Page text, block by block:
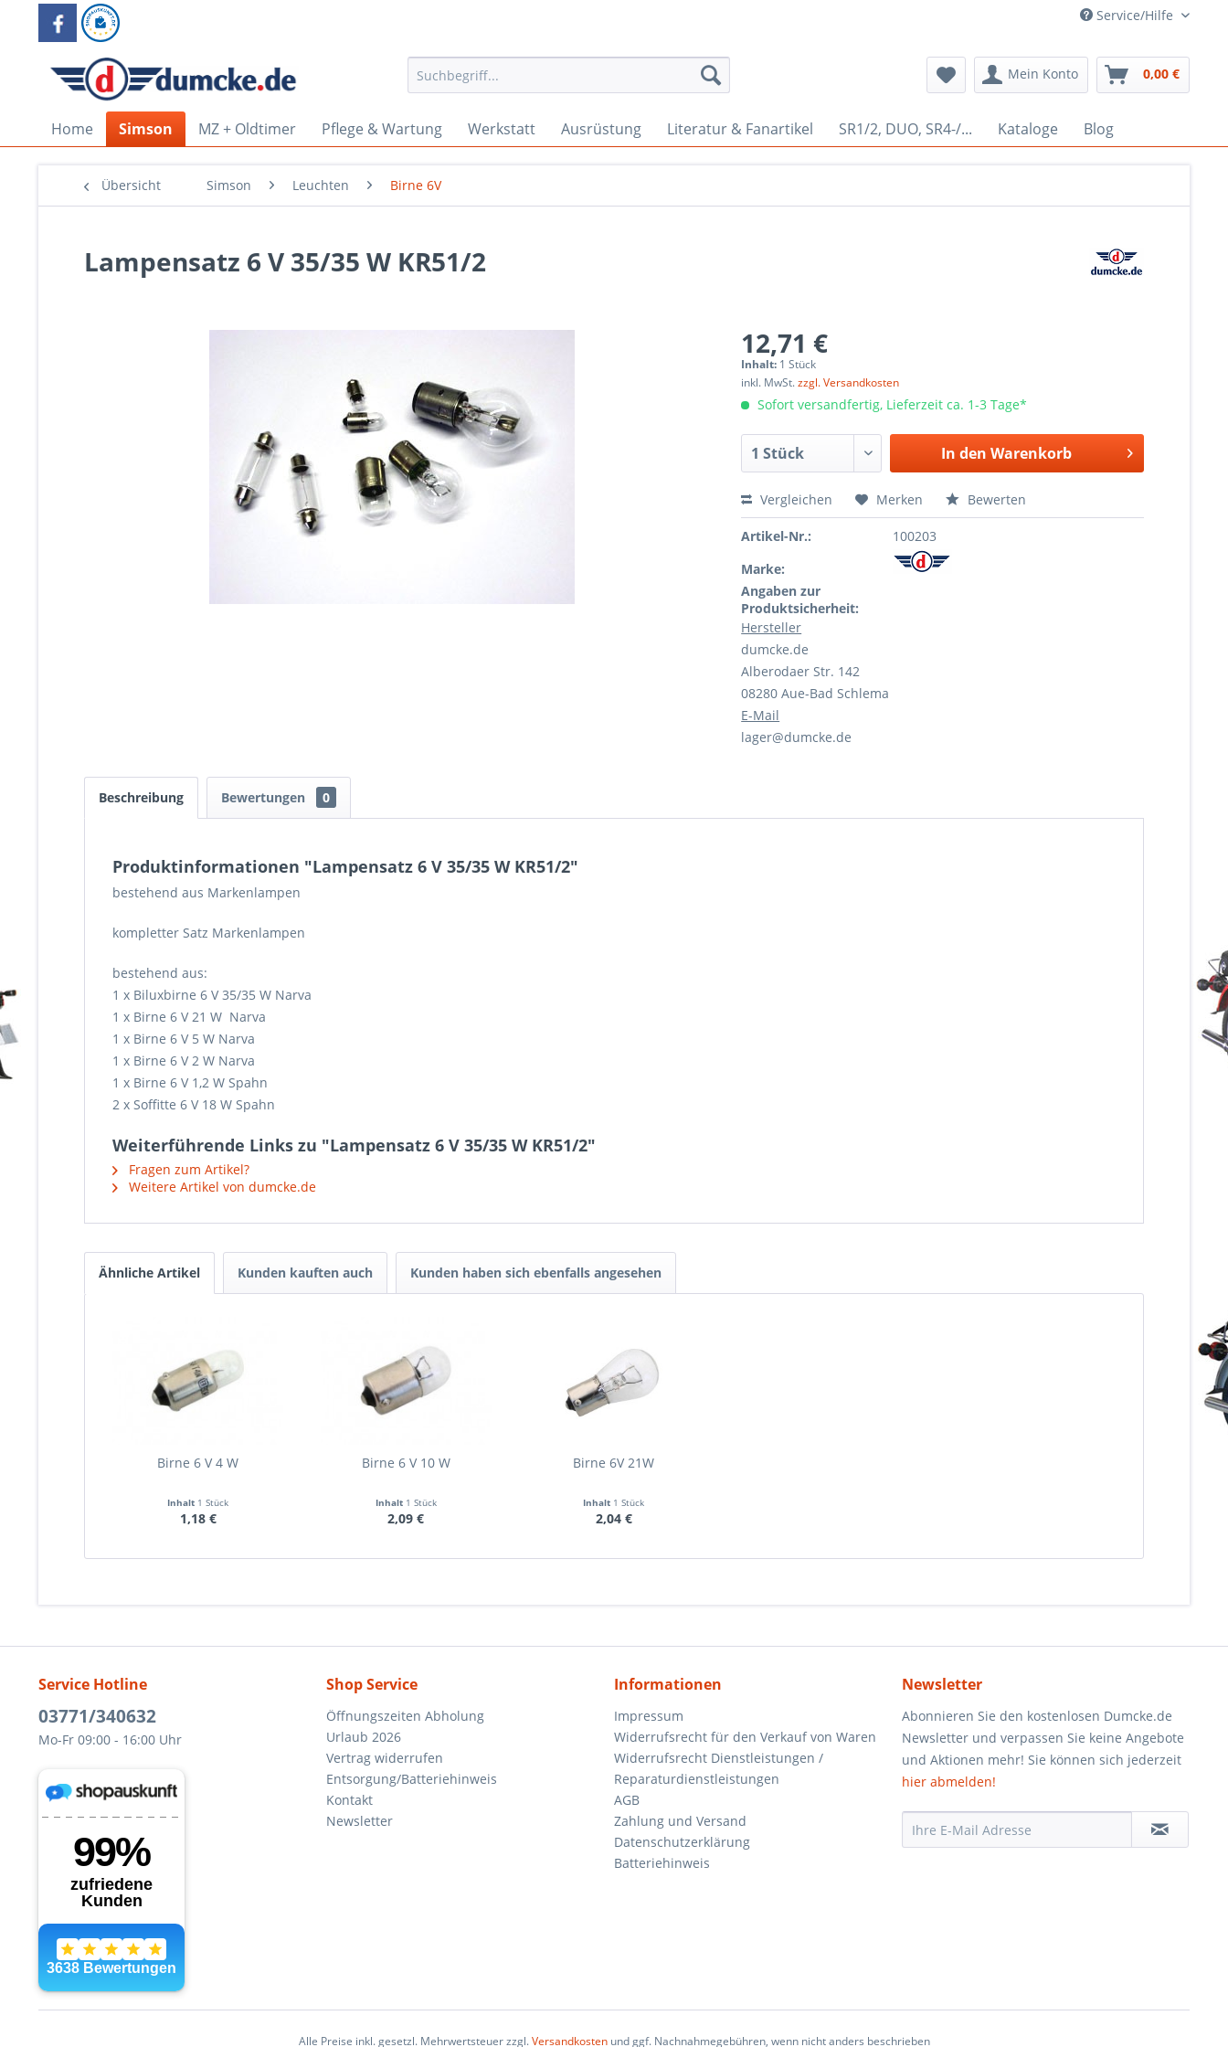
Service/Hilfe
Mein Konto 0,00 €
Home Simson MZ + Oldtimer Pflege & Wartung Werkstatt Ausrüstung Literatur & Fanartikel SR1/2, DUO, SR4-/... Kataloge Blog
Übersicht Simson Leuchten Birne 6V
Lampensatz 6 V 35/35 W KR51/2
12,71 €
Inhalt: 1 Stück
inkl. MwSt.zzgl. Versandkosten
Sofort versandfertig, Lieferzeit ca. 1-3 Tage*
In den Warenkorb
Vergleichen Merken Bewerten
Artikel-Nr.:
100203
Marke:
Angaben zur
Produktsicherheit:
Hersteller
dumcke.de
Alberodaer Str. 142
08280 Aue-Bad Schlema
E-Mail
lager@dumcke.de
Beschreibung Bewertungen 0
Produktinformationen "Lampensatz 6 V 35/35 W KR51/2"
bestehend aus Markenlampen
kompletter Satz Markenlampen
bestehend aus:
1 x Biluxbirne 6 V 35/35 W Narva
1 x Birne 6 V 21 W Narva
1 x Birne 6 V 5 W Narva
1 x Birne 6 V 2 W Narva
1 x Birne 6 V 1,2 W Spahn
2 x Soffitte 6 V 18 W Spahn
Weiterführende Links zu "Lampensatz 6 V 35/35 W KR51/2"
Fragen zum Artikel?
Weitere Artikel von dumcke.de
Ähnliche Artikel Kunden kauften auch Kunden haben sich ebenfalls angesehen
Birne 6 V 4 W
Inhalt 1 Stück
1,18 €
Birne 6 V 10 W
Inhalt 1 Stück
2,09 €
Birne 6V 21W
Inhalt 1 Stück
2,04 €
Service Hotline
03771/340632
Mo-Fr 09:00 - 16:00 Uhr
Shop Service
Öffnungszeiten Abholung
Urlaub 2026
Vertrag widerrufen
Entsorgung/Batteriehinweis
Kontakt
Newsletter
Informationen
Impressum
Widerrufsrecht für den Verkauf von Waren
Widerrufsrecht Dienstleistungen /
Reparaturdienstleistungen
AGB
Zahlung und Versand
Datenschutzerklärung
Batteriehinweis
Newsletter
Abonnieren Sie den kostenlosen Dumcke.de
Newsletter und verpassen Sie keine Angebote
und Aktionen mehr! Sie können sich jederzeit
hier abmelden!
Alle Preise inkl. gesetzl. Mehrwertsteuer zzgl.Versandkostenund ggf. Nachnahmegebühren, wenn nicht anders beschrieben